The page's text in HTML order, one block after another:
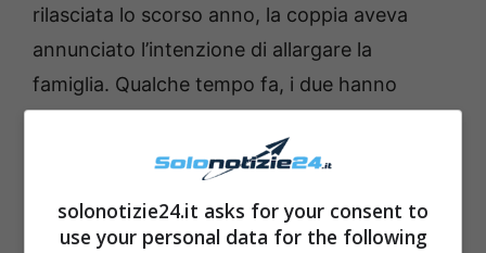
rilasciata lo scorso anno, la coppia aveva
annunciato l’intenzione di allargare la
famiglia. Qualche tempo fa, i due hanno
dovuto affrontare una pesante crisi, ma i due
sono riusciti a superare il critico momento.
Non molti – al tempo della nascita della loro
relazione – credevano che i due avrebbero
solonotizie24.it asks for your consent to
use your personal data for the following